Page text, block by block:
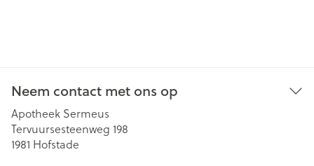
Neem contact met ons op
Apotheek Sermeus
Tervuursesteenweg 198
1981 Hofstade